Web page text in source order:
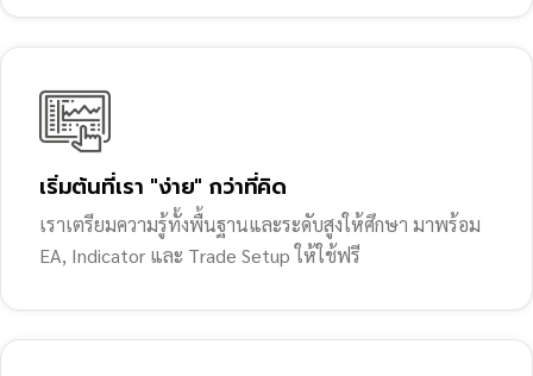
เริ่มต้นที่เรา "ง่าย" กว่าที่คิด
เราเตรียมความรู้ทั้งพื้นฐานและระดับสูงให้ศึกษา มาพร้อม
EA, Indicator และ Trade Setup ให้ใช้ฟรี